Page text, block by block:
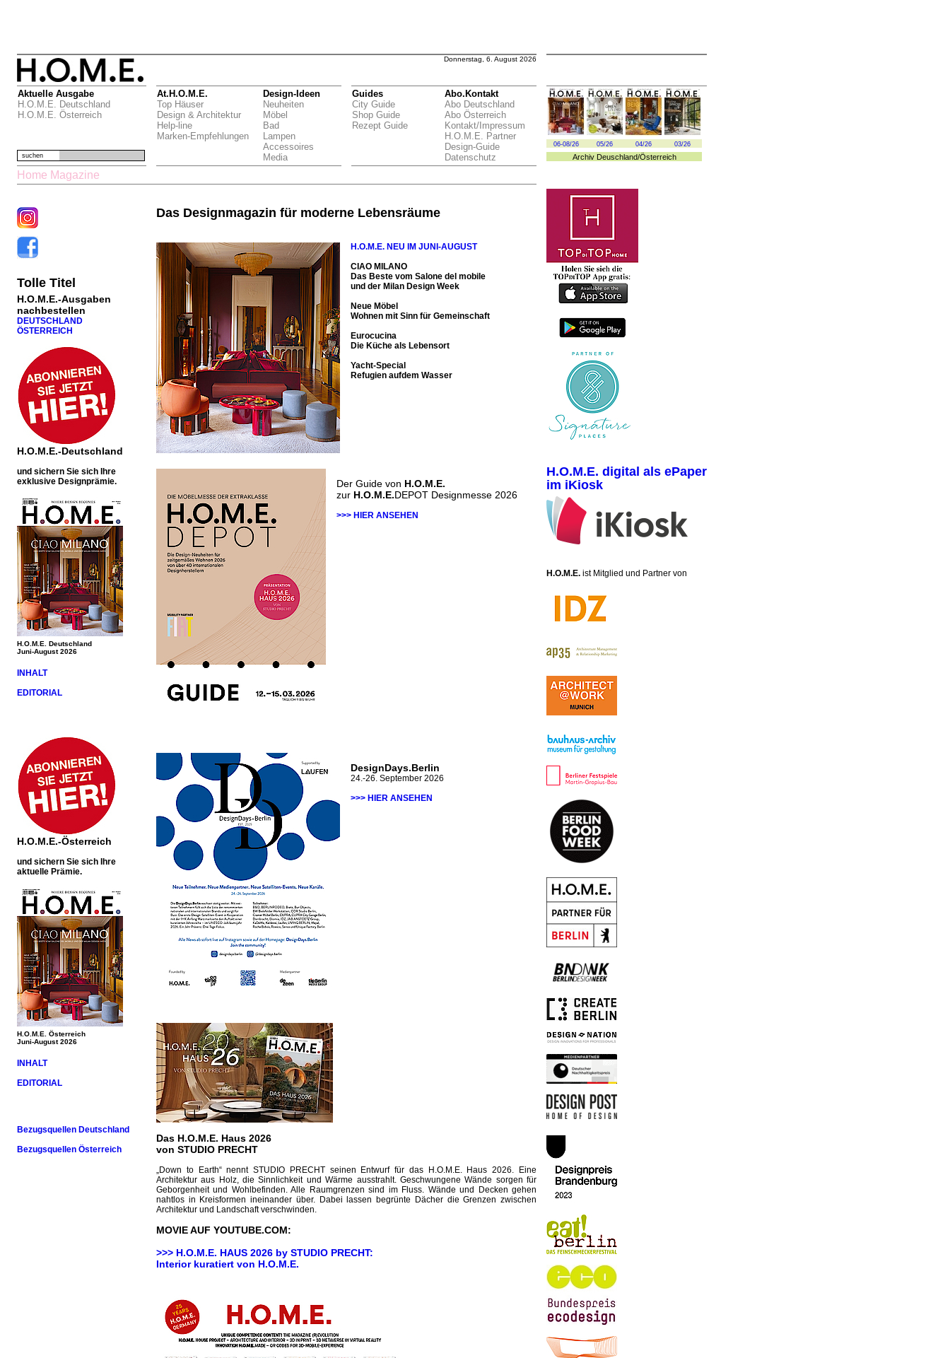
Donnerstag, 6. August 2026
Aktuelle Ausgabe
H.O.M.E. Deutschland
H.O.M.E. Österreich
At.H.O.M.E.
Top Häuser
Design & Architektur
Help-line
Marken-Empfehlungen
Design-Ideen
Neuheiten
Möbel
Bad
Lampen
Accessoires
Media
Guides
City Guide
Shop Guide
Rezept Guide
Abo.Kontakt
Abo Deutschland
Abo Österreich
Kontakt/Impressum
H.O.M.E. Partner
Design-Guide
Datenschutz
06-08/26 05/26 04/26 03/26
Archiv Deuschland/Österreich
suchen
Home Magazine
Tolle Titel
H.O.M.E.-Ausgaben
nachbestellen
DEUTSCHLAND
ÖSTERREICH
H.O.M.E.-Deutschland
und sichern Sie sich Ihre
exklusive Designprämie.
H.O.M.E. Deutschland
Juni-August 2026
INHALT
EDITORIAL
H.O.M.E.-Österreich
und sichern Sie sich Ihre
aktuelle Prämie.
H.O.M.E. Österreich
Juni-August 2026
INHALT
EDITORIAL
Bezugsquellen Deutschland
Bezugsquellen Österreich
Das Designmagazin für moderne Lebensräume
H.O.M.E. NEU IM JUNI-AUGUST
CIAO MILANO
Das Beste vom Salone del mobile
und der Milan Design Week
Neue Möbel
Wohnen mit Sinn für Gemeinschaft
Eurocucina
Die Küche als Lebensort
Yacht-Special
Refugien aufdem Wasser
Der Guide von H.O.M.E.
zur H.O.M.E.DEPOT Designmesse 2026
>>> HIER ANSEHEN
DesignDays.Berlin
24.-26. September 2026
>>> HIER ANSEHEN
Das H.O.M.E. Haus 2026
von STUDIO PRECHT
„Down to Earth“ nennt STUDIO PRECHT seinen Entwurf für das H.O.M.E. Haus 2026. Eine
Architektur aus Holz, die Sinnlichkeit und Wärme ausstrahlt. Geschwungene Wände sorgen für
Geborgenheit und Wohlbefinden. Alle Raumgrenzen sind im Fluss. Wände und Decken gehen
nahtlos in Kreisformen ineinander über. Dabei lassen begrünte Dächer die Grenzen zwischen
Architektur und Landschaft verschwinden.
MOVIE AUF YOUTUBE.COM:
>>> H.O.M.E. HAUS 2026 by STUDIO PRECHT:
Interior kuratiert von H.O.M.E.
H.O.M.E. digital als ePaper
im iKiosk
H.O.M.E. ist Mitglied und Partner von